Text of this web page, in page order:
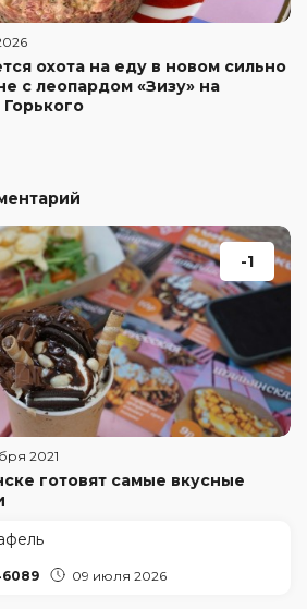
-1
2021
готовят самые вкусные
09 июля 2026
охота на еду в новом сильно
с леопардом «Зизу» на